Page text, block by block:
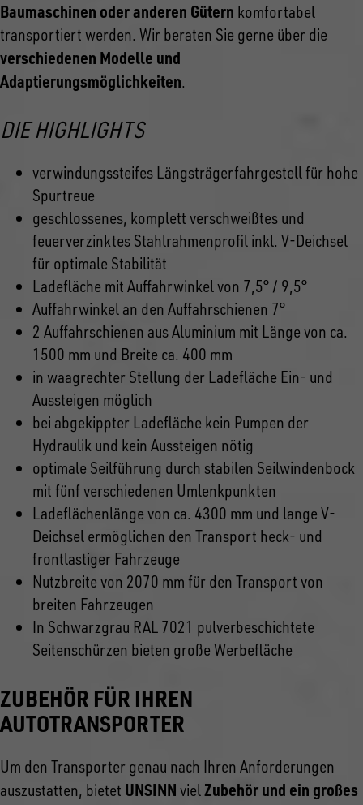
Baumaschinen oder anderen Gütern komfortabel
transportiert werden. Wir beraten Sie gerne über die
verschiedenen Modelle und
Adaptierungsmöglichkeiten.
DIE HIGHLIGHTS
verwindungssteifes Längsträgerfahrgestell für hohe
Spurtreue
geschlossenes, komplett verschweißtes und
feuerverzinktes Stahlrahmenprofil inkl. V-Deichsel
für optimale Stabilität
Ladefläche mit Auffahrwinkel von 7,5° / 9,5°
Auffahrwinkel an den Auffahrschienen 7°
2 Auffahrschienen aus Aluminium mit Länge von ca.
1500 mm und Breite ca. 400 mm
in waagrechter Stellung der Ladefläche Ein- und
Aussteigen möglich
bei abgekippter Ladefläche kein Pumpen der
Hydraulik und kein Aussteigen nötig
optimale Seilführung durch stabilen Seilwindenbock
mit fünf verschiedenen Umlenkpunkten
Ladeflächenlänge von ca. 4300 mm und lange V-
Deichsel ermöglichen den Transport heck- und
frontlastiger Fahrzeuge
Nutzbreite von 2070 mm für den Transport von
breiten Fahrzeugen
In Schwarzgrau RAL 7021 pulverbeschichtete
Seitenschürzen bieten große Werbefläche
ZUBEHÖR FÜR IHREN
AUTOTRANSPORTER
Um den Transporter genau nach Ihren Anforderungen
auszustatten, bietet UNSINN vielZubehör und ein großes